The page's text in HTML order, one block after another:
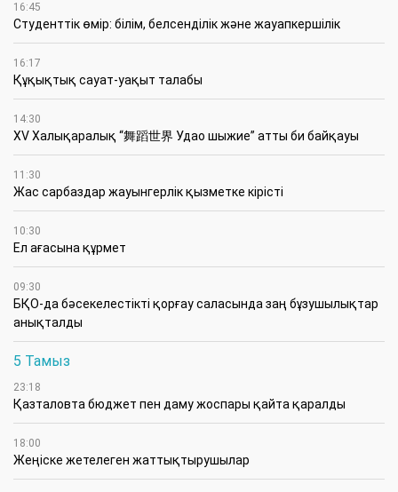
16:45
Студенттік өмір: білім, белсенділік және жауапкершілік
16:17
Құқықтық сауат-уақыт талабы
14:30
XV Халықаралық “舞蹈世界 Удао шыжие” атты би байқауы
11:30
Жас сарбаздар жауынгерлік қызметке кірісті
10:30
Ел ағасына құрмет
09:30
БҚО-да бәсекелестікті қорғау саласында заң бұзушылықтар
анықталды
5 Тамыз
23:18
Қазталовта бюджет пен даму жоспары қайта қаралды
18:00
Жеңіске жетелеген жаттықтырушылар